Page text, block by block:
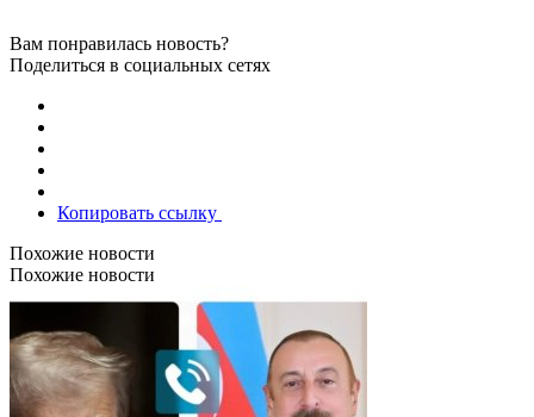
Вам понравилась новость?
Поделиться в социальных сетях
Копировать ссылку
Похожие новости
Похожие новости